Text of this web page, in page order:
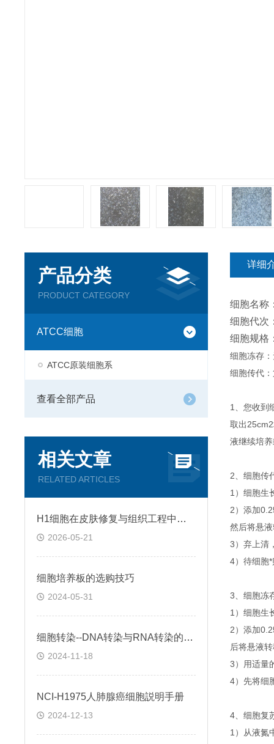
产品分类
PRODUCT CATEGORY
ATCC细胞
ATCC原装细胞系
查看全部产品
相关文章
RELATED ARTICLES
H1细胞在皮肤修复与组织工程中的应用前景
2026-05-21
细胞培养板的选购技巧
2024-05-31
细胞转染--DNA转染与RNA转染的区别
2024-11-18
NCI-H1975人肺腺癌细胞説明手册
2024-12-13
详细
细胞名称
细胞代次
细胞规格
细胞冻存
细胞传代
1、您收到
取出
液继续培
2、细胞传
1）细胞生
2）添加
然后将悬
3）弃上清
4）待细胞
3、细胞冻
1）细胞生
2）添加
后将悬液
3）用适量
4）先将细
4、细胞复
1）从液氮